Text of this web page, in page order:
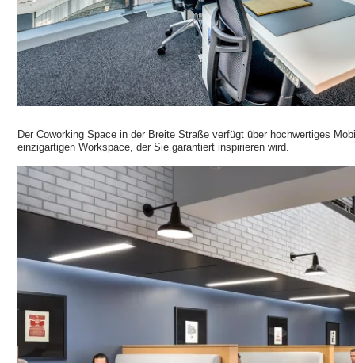
Der Coworking Space in der Breite Straße verfügt über hochwertiges
einzigartigen Workspace, der Sie garantiert inspirieren wird.